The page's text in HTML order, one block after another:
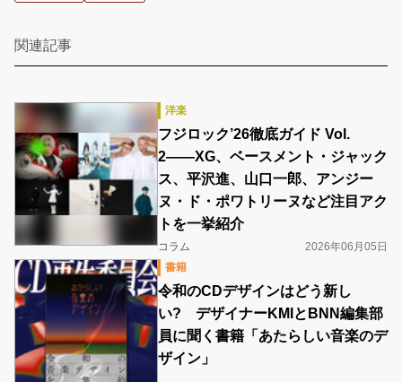
関連記事
洋楽
フジロック’26徹底ガイド Vol.
2――XG、ベースメント・ジャック
ス、平沢進、山口一郎、アンジー
ヌ・ド・ポワトリーヌなど注目アク
トを一挙紹介
コラム
2026年06月05日
書籍
令和のCDデザインはどう新し
い? デザイナーKMIとBNN編集部
員に聞く書籍「あたらしい音楽のデ
ザイン」